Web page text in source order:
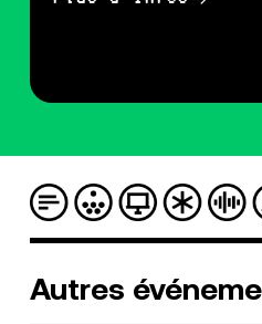
Autres